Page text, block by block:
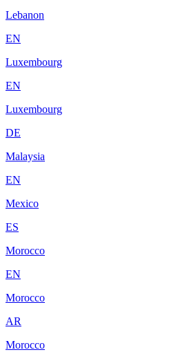
Lebanon
EN
Luxembourg
EN
Luxembourg
DE
Malaysia
EN
Mexico
ES
Morocco
EN
Morocco
AR
Morocco